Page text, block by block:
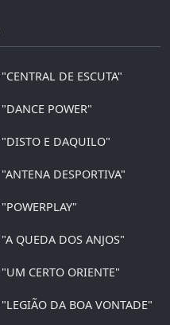
"CENTRAL DE ESCUTA"
"DANCE POWER"
"DISTO E DAQUILO"
"ANTENA DESPORTIVA"
"POWERPLAY"
"A QUEDA DOS ANJOS"
"UM CERTO ORIENTE"
"LEGIÃO DA BOA VONTADE"